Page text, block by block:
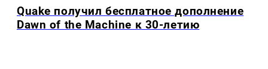
Quake получил бесплатное дополнение
Dawn of the Machine к 30-летию